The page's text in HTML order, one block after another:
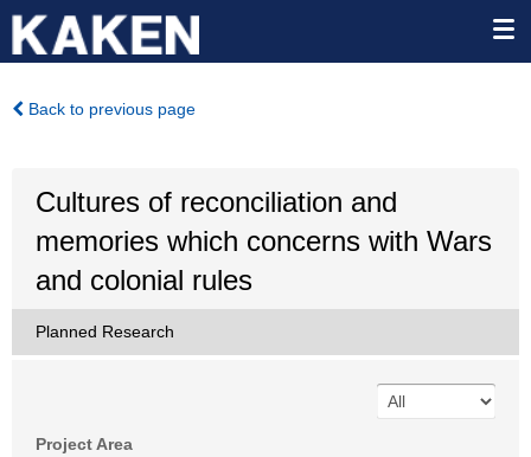
Back to previous page
Cultures of reconciliation and
memories which concerns with Wars
and colonial rules
Planned Research
Project Area